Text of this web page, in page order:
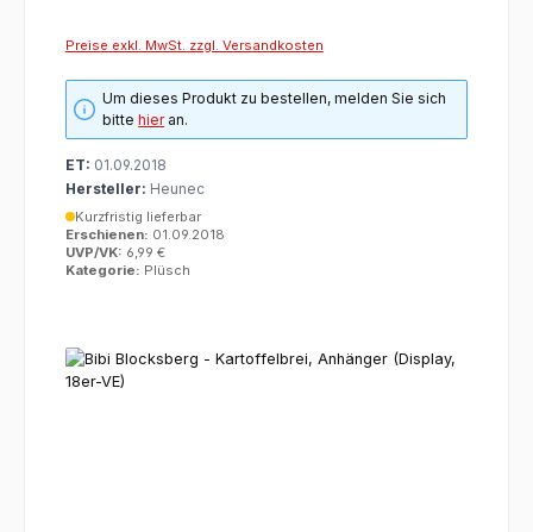
Preise exkl. MwSt. zzgl. Versandkosten
Um dieses Produkt zu bestellen, melden Sie sich
bittehieran.
ET: 01.09.2018
Hersteller: Heunec
Kurzfristig lieferbar
Erschienen: 01.09.2018
UVP/VK: 6,99 €
Kategorie: Plüsch